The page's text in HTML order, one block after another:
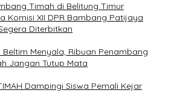
Timah di Belitung Timur
Komisi XII DPR Bambang Patijaya
Diterbitkan
Menyala, Ribuan Penambang
Jangan Tutup Mata
Dampingi Siswa Pemali Kejar